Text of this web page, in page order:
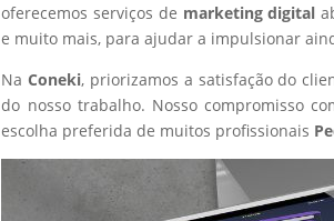
oferecemos serviços de marketing digital
e muito mais, para ajudar a impulsionar
NaConeki, priorizamos a satisfação do
do nosso trabalho. Nosso compromisso
escolha preferida de muitos profissionais